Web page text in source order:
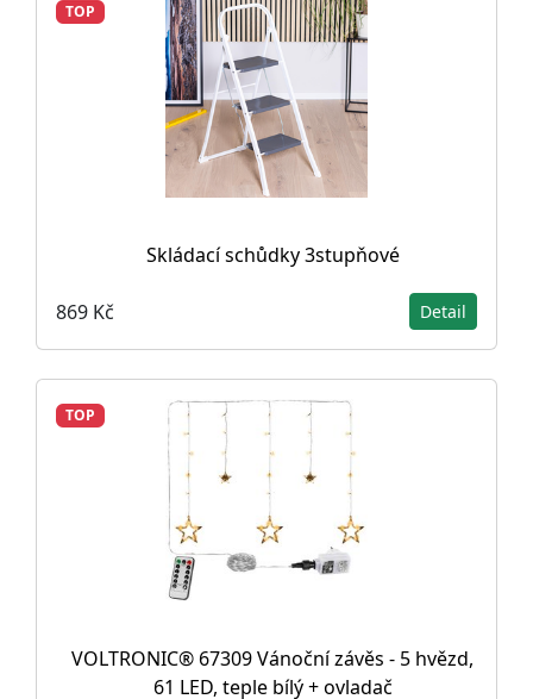
TOP
Skládací schůdky 3stupňové
869 Kč Detail
TOP
VOLTRONIC® 67309 Vánoční závěs - 5 hvězd,
61 LED, teple bílý + ovladač